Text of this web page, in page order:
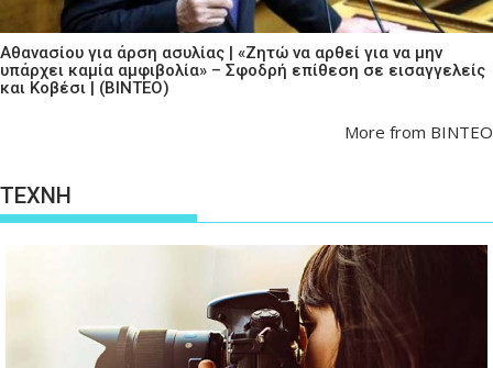
Αθανασίου για άρση ασυλίας | «Ζητώ να αρθεί για να μην
υπάρχει καμία αμφιβολία» – Σφοδρή επίθεση σε εισαγγελείς
και Κοβέσι | (ΒΙΝΤΕΟ)
More from ΒΙΝΤΕΟ
ΤΕΧΝΗ